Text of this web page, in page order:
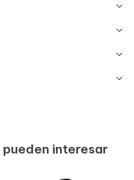
interesar